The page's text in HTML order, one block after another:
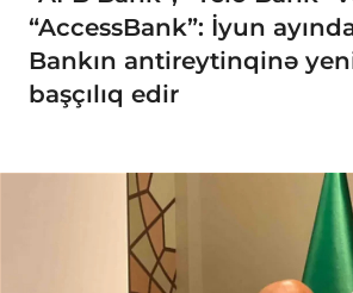
“AccessBank”: İyun
Bankın antireytinqinə
başçılıq edir